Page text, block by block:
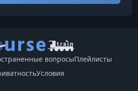
и научно обоснованных
— питание, режим, образ
влияют на работу
вопросыПлейлисты
Условия